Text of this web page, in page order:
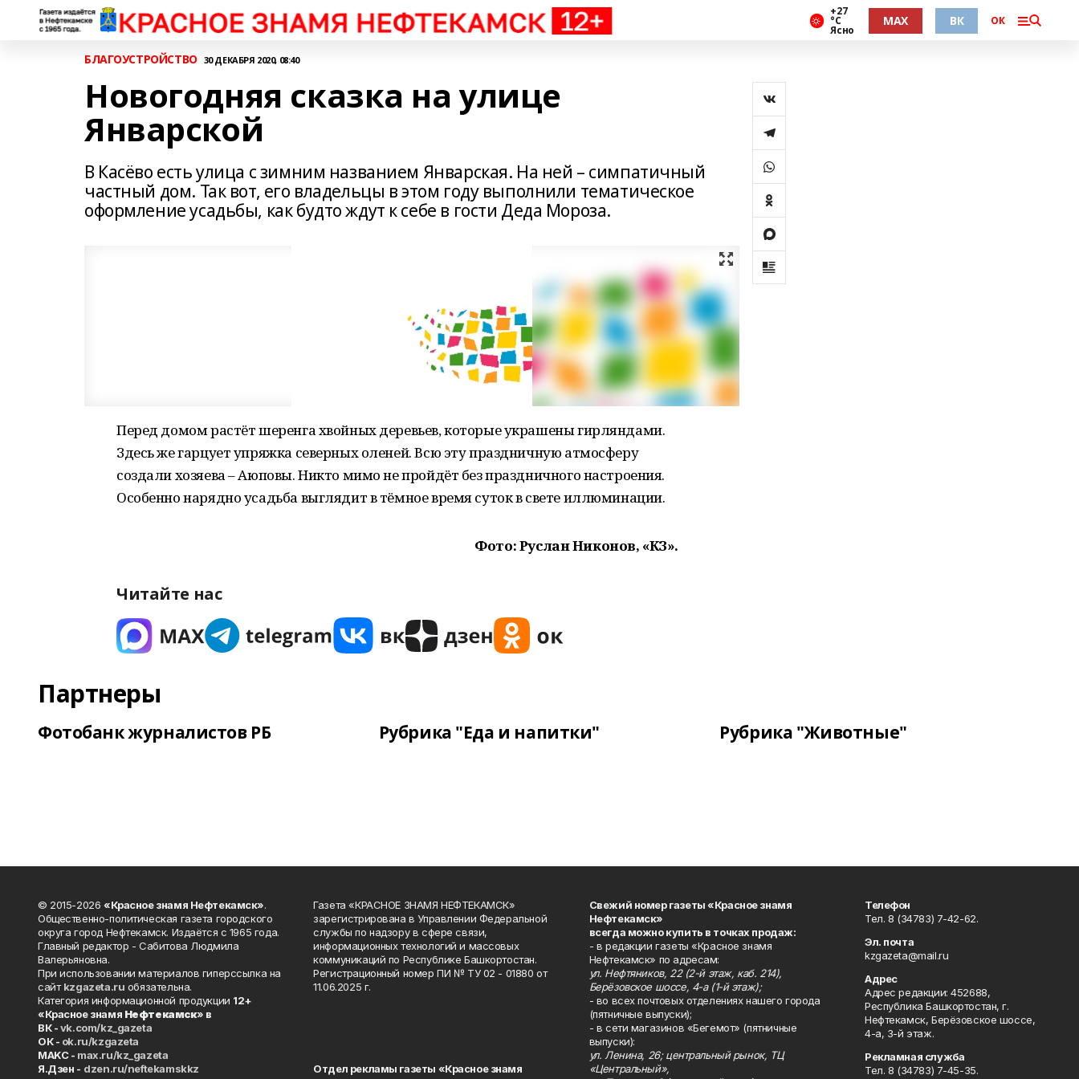
+27
°С
Ясно
MAX ВК ОК
БЛАГОУСТРОЙСТВО 30 ДЕКАБРЯ 2020, 08:40
Новогодняя сказка на улице
Январской
В Касёво есть улица с зимним названием Январская. На ней – симпатичный
частный дом. Так вот, его владельцы в этом году выполнили тематическое
оформление усадьбы, как будто ждут к себе в гости Деда Мороза.
Перед домом растёт шеренга хвойных деревьев, которые украшены гирляндами.
Здесь же гарцует упряжка северных оленей. Всю эту праздничную атмосферу
создали хозяева – Аюповы. Никто мимо не пройдёт без праздничного настроения.
Особенно нарядно усадьба выглядит в тёмное время суток в свете иллюминации.
Фото: Руслан Никонов, «КЗ».
Читайте нас
Партнеры
Фотобанк журналистов РБ Рубрика "Еда и напитки" Рубрика "Животные"
© 2015-2026 «Красное знамя Нефтекамск».
Общественно-политическая газета городского
округа город Нефтекамск. Издаётся с 1965 года.
Главный редактор - Сабитова Людмила
Валерьяновна.
При использовании материалов гиперссылка на
сайтkzgazeta.ru обязательна.
Категория информационной продукции 12+
«Красное знамя Нефтекамск» в
ВК -vk.com/kz_gazeta
ОК - ok.ru/kzgazeta
MAKC - max.ru/kz_gazeta
Я.Дзен - dzen.ru/neftekamskkz
Газета «КРАСНОЕ ЗНАМЯ НЕФТЕКАМСК»
зарегистрирована в Управлении Федеральной
службы по надзору в сфере связи,
информационных технологий и массовых
коммуникаций по Республике Башкортостан.
Регистрационный номер ПИ № ТУ 02 - 01880 от
11.06.2025 г.
Отдел рекламы газеты «Красное знамя
Свежий номер газеты «Красное знамя
Нефтекамск»
всегда можно купить в точках продаж:
- в редакции газеты «Красное знамя
Нефтекамск» по адресам:
ул. Нефтяников, 22 (2-й этаж, каб. 214),
Берёзовское шоссе, 4-а (1-й этаж);
- во всех почтовых отделениях нашего города
(пятничные выпуски);
- в сети магазинов «Бегемот» (пятничные
выпуски):
ул. Ленина, 26; центральный рынок, ТЦ
«Центральный»,
Телефон
Тел. 8 (34783) 7-42-62.
Эл. почта
kzgazeta@mail.ru
Адрес
Адрес редакции: 452688,
Республика Башкортостан, г.
Нефтекамск, Берёзовское шоссе,
4-а, 3-й этаж.
Рекламная служба
Тел. 8 (34783) 7-45-35.